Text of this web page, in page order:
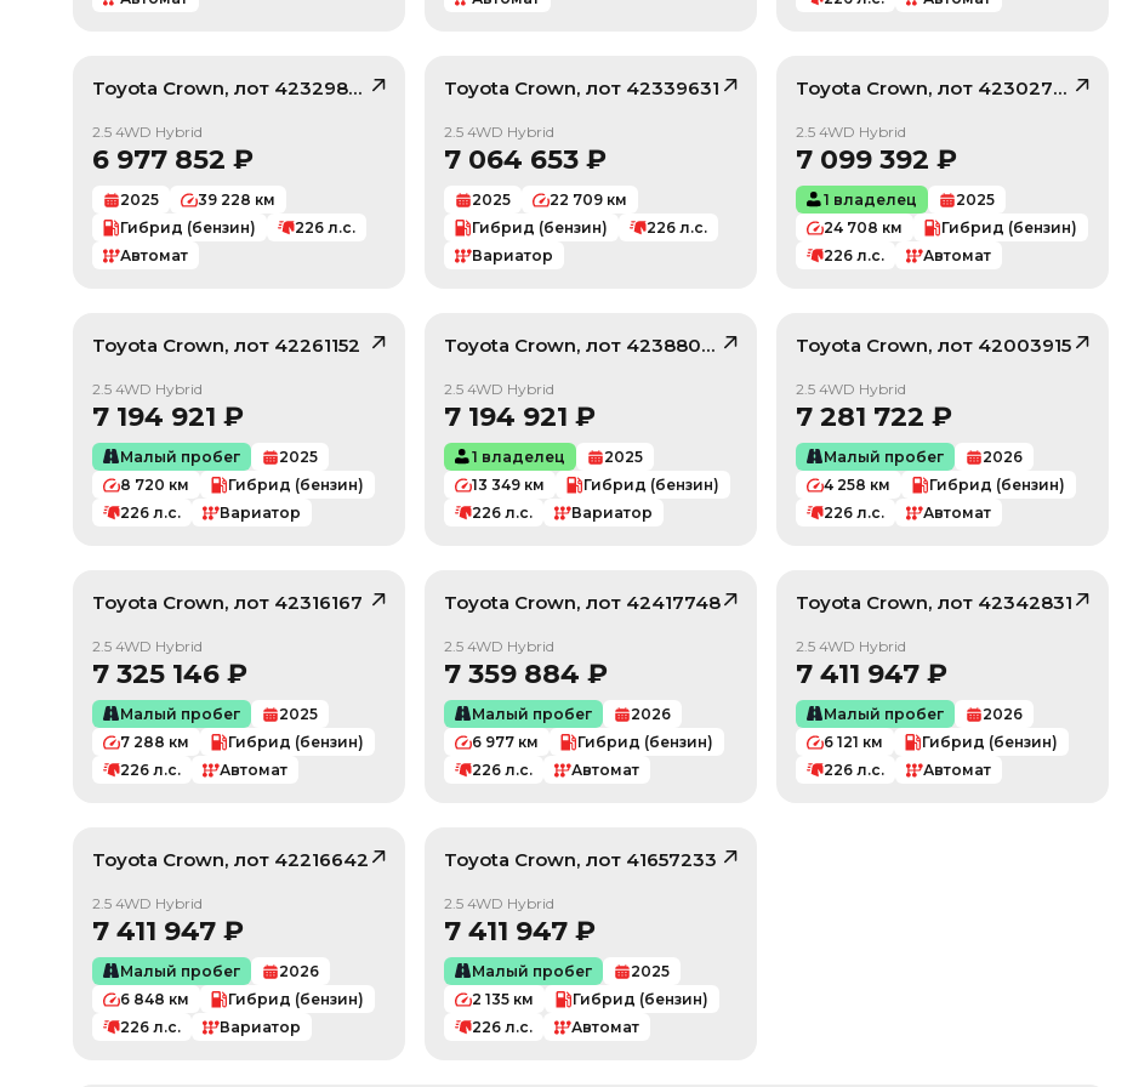
По умолчанию
Цена: Дешевле
Toyota Crown, лот 42329894/ 10
2.5 4WD Hybrid
6 977 852 ₽
2025 39 228 км
Гибрид (бензин)
226 л.с.
Автомат
Toyota Crown, лот 42339631
/ 10
2.5 4WD Hybrid
7 064 653₽
2025 22 709км
Гибрид (бензин)
226л.с.
Вариатор
Toyota Crown, лот 42302703/ 10
2.5 4WD Hybrid
7 099 392 ₽
1 владелец
2025
24 708 км
Гибрид (бензин)
226л.с. Автомат
Toyota Crown, лот 42261152
/ 10
2.5 4WD Hybrid
7 194 921 ₽
Малый пробег
2025
8 720 км
Гибрид (бензин)
226 л.с. Вариатор
Toyota Crown, лот 42388083/ 10
2.5 4WD Hybrid
7 194 921 ₽
1 владелец
2025
13 349км
Гибрид (бензин)
226л.с. Вариатор
Toyota Crown, лот 42003915
/ 10
2.5 4WD Hybrid
7 281 722 ₽
Малый пробег
2026
4 258 км
Гибрид (бензин)
226л.с. Автомат
Toyota Crown, лот 42316167
/ 10
2.5 4WD Hybrid
7 325 146 ₽
Малый пробег
2025
7 288 км
Гибрид (бензин)
226 л.с. Автомат
Toyota Crown, лот 42417748
/ 10
2.5 4WD Hybrid
7 359 884 ₽
Малый пробег
2026
6 977км
Гибрид (бензин)
226л.с. Автомат
Toyota Crown, лот 42342831
/ 10
2.5 4WD Hybrid
7 411 947₽
Малый пробег
2026
6 121 км
Гибрид (бензин)
226л.с. Автомат
Toyota Crown, лот 42216642
/ 10
2.5 4WD Hybrid
7 411 947 ₽
Малый пробег
2026
6 848 км
Гибрид (бензин)
226 л.с. Вариатор
Toyota Crown, лот 41657233
/ 10
2.5 4WD Hybrid
7 411 947₽
Малый пробег
2025
2 135км
Гибрид (бензин)
226л.с. Автомат